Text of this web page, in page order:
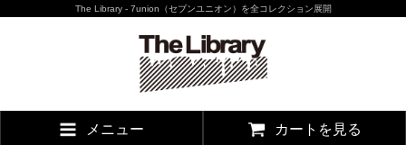
The Library - 7union（セブンユニオン）を全コレクション展開
メニュー カートを見る